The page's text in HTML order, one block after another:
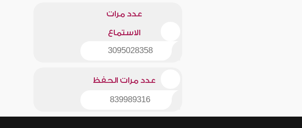
عدد مرات
الاستماع
3095028358
عدد مرات الحفظ
839989316